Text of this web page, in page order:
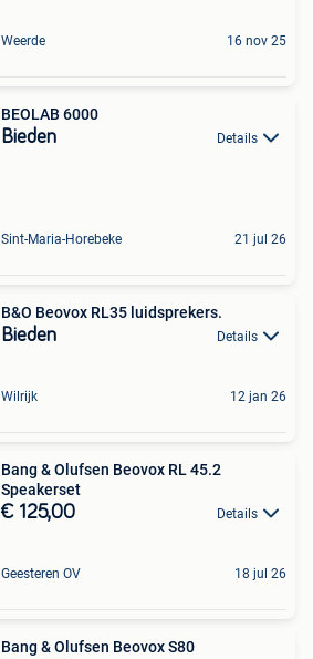
Weerde 16 nov 25
BEOLAB 6000
Bieden Details
Sint-Maria-Horebeke 21 jul 26
B&O Beovox RL35 luidsprekers.
Bieden Details
Wilrijk 12 jan 26
Bang & Olufsen Beovox RL 45.2
Speakerset
€ 125,00 Details
Geesteren OV 18 jul 26
Bang & Olufsen Beovox S80